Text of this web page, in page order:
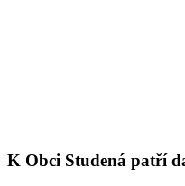
K Obci Studená patří